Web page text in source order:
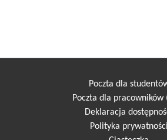
Poczta dla
Poczta dla pracowników
Deklaracja
Polityka prywatności